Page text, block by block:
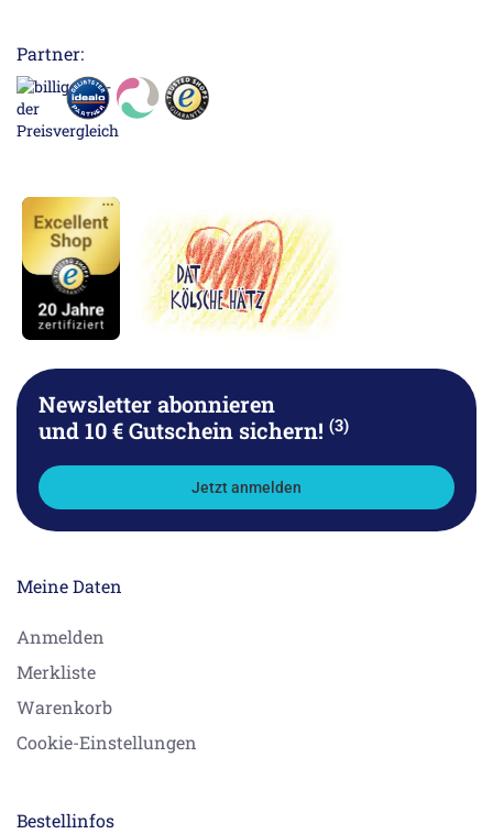
Partner:
Newsletter abonnieren
und 10 € Gutschein sichern! (3)
Jetzt anmelden
Meine Daten
Anmelden
Merkliste
Warenkorb
Cookie-Einstellungen
Bestellinfos